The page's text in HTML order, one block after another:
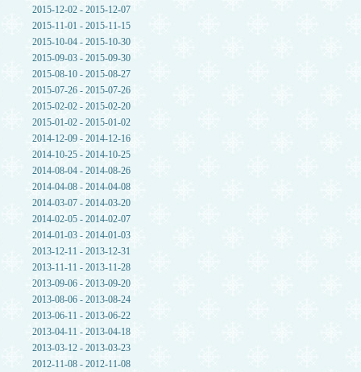
2015-12-02 - 2015-12-07
2015-11-01 - 2015-11-15
2015-10-04 - 2015-10-30
2015-09-03 - 2015-09-30
2015-08-10 - 2015-08-27
2015-07-26 - 2015-07-26
2015-02-02 - 2015-02-20
2015-01-02 - 2015-01-02
2014-12-09 - 2014-12-16
2014-10-25 - 2014-10-25
2014-08-04 - 2014-08-26
2014-04-08 - 2014-04-08
2014-03-07 - 2014-03-20
2014-02-05 - 2014-02-07
2014-01-03 - 2014-01-03
2013-12-11 - 2013-12-31
2013-11-11 - 2013-11-28
2013-09-06 - 2013-09-20
2013-08-06 - 2013-08-24
2013-06-11 - 2013-06-22
2013-04-11 - 2013-04-18
2013-03-12 - 2013-03-23
2012-11-08 - 2012-11-08